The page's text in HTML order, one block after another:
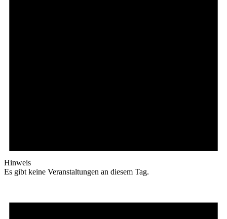
Hinweis
Es gibt keine Veranstaltungen an diesem Tag.